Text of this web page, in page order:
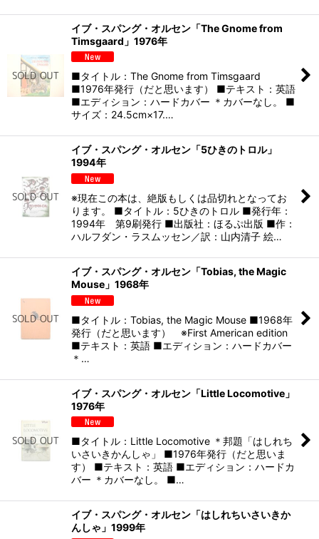
イブ・スパング・オルセン「The Gnome from
Timsgaard」1976年
■タイトル：The Gnome from Timsgaard
■1976年発行（だと思います） ■テキスト：英語
■エディション：ハードカバー ＊カバーなし。 ■
サイズ：24.5cm×17.…
イブ・スパング・オルセン「5ひきのトロル」
1994年
※現在この本は、絶版もしくは品切れとなってお
ります。 ■タイトル：5ひきのトロル ■発行年：
1994年 第9刷発行 ■出版社：ほるぷ出版 ■作：
ハルフダン・ラスムッセン／訳：山内清子 絵…
イブ・スパング・オルセン「Tobias, the Magic
Mouse」1968年
■タイトル：Tobias, the Magic Mouse ■1968年
発行（だと思います） ※First American edition
■テキスト：英語 ■エディション：ハードカバー
＊…
イブ・スパング・オルセン「Little Locomotive」
1976年
■タイトル：Little Locomotive ＊邦題「はしれち
いさいきかんしゃ」 ■1976年発行（だと思いま
す） ■テキスト：英語 ■エディション：ハードカ
バー ＊カバーなし。 ■…
イブ・スパング・オルセン「はしれちいさいきか
んしゃ」1999年